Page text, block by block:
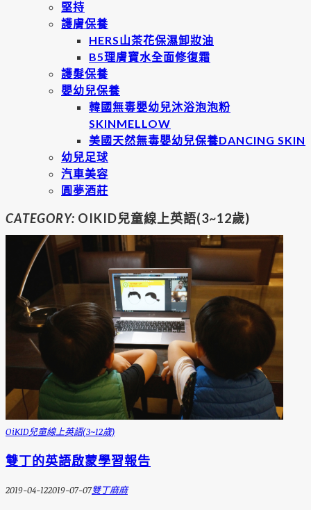
堅持
護膚保養
HERS山茶花保濕卸妝油
B5理膚寶水全面修復霜
護髮保養
嬰幼兒保養
韓國無毒嬰幼兒沐浴泡泡粉
SKINMELLOW
美國天然無毒嬰幼兒保養DANCING SKIN
幼兒足球
汽車美容
圓夢酒莊
CATEGORY: OIKID兒童線上英語(3~12歲)
OiKID兒童線上英語(3~12歲)
雙丁的英語啟蒙學習報告
2019-04-122019-07-07雙丁麻麻